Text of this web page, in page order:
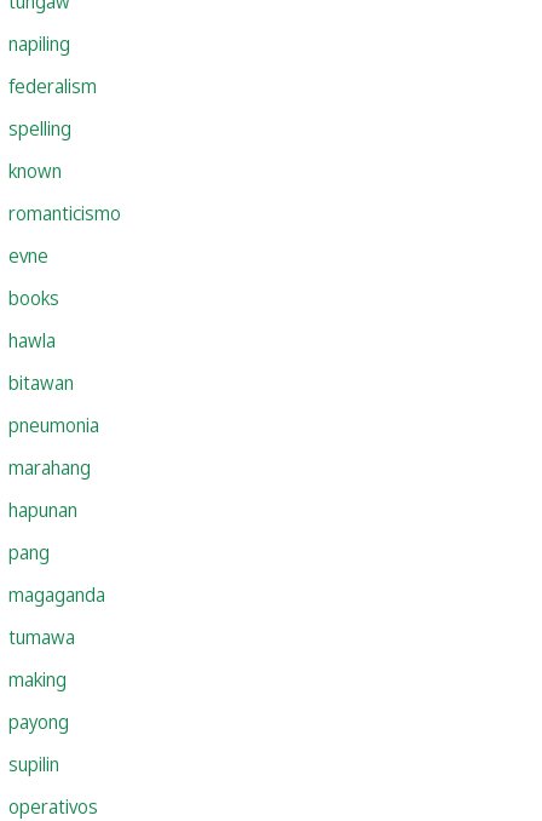
napiling
federalism
spelling
known
romanticismo
evne
books
hawla
bitawan
pneumonia
marahang
hapunan
pang
magaganda
tumawa
making
payong
supilin
operativos